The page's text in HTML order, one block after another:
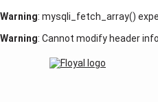
Warning: mysqli_fetch_array()
Warning: Cannot modify header